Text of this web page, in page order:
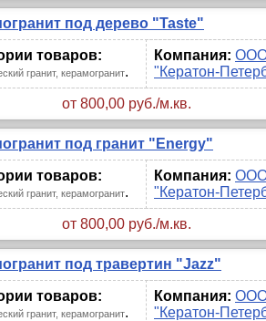
под дерево "Taste"
товаров:
гранит, керамогранит.
Компания:
"Кератон-
от 800,00 руб./м.кв.
под гранит "Energy"
товаров:
гранит, керамогранит.
Компания:
"Кератон-
от 800,00 руб./м.кв.
под травертин "Jazz"
товаров:
гранит, керамогранит.
Компания:
"Кератон-